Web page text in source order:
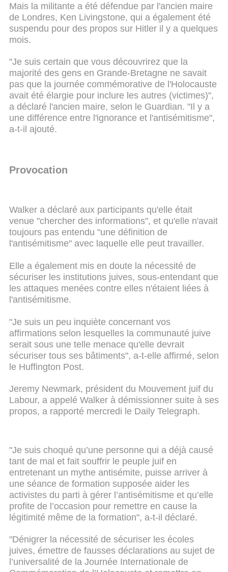
Mais la militante a été défendue par l'ancien maire
de Londres, Ken Livingstone, qui a également été
suspendu pour des propos sur Hitler il y a quelques
mois.
"Je suis certain que vous découvrirez que la
majorité des gens en Grande-Bretagne ne savait
pas que la journée commémorative de l'Holocauste
avait été élargie pour inclure les autres (victimes)",
a déclaré l'ancien maire, selon le Guardian. "Il y a
une différence entre l'ignorance et l'antisémitisme",
a-t-il ajouté.
Provocation
Walker a déclaré aux participants qu'elle était
venue "chercher des informations", et qu'elle n'avait
toujours pas entendu "une définition de
l'antisémitisme" avec laquelle elle peut travailler.
Elle a également mis en doute la nécessité de
sécuriser les institutions juives, sous-entendant que
les attaques menées contre elles n'étaient liées à
l'antisémitisme.
"Je suis un peu inquiète concernant vos
affirmations selon lesquelles la communauté juive
serait sous une telle menace qu'elle devrait
sécuriser tous ses bâtiments", a-t-elle affirmé, selon
le Huffington Post.
Jeremy Newmark, président du Mouvement juif du
Labour, a appelé Walker à démissionner suite à ses
propos, a rapporté mercredi le Daily Telegraph.
"Je suis choqué qu’une personne qui a déjà causé
tant de mal et fait souffrir le peuple juif en
entretenant un mythe antisémite, puisse arriver à
une séance de formation supposée aider les
activistes du parti à gérer l’antisémitisme et qu’elle
profite de l’occasion pour remettre en cause la
légitimité même de la formation", a-t-il déclaré.
"Dénigrer la nécessité de sécuriser les écoles
juives, émettre de fausses déclarations au sujet de
l’universalité de la Journée Internationale de